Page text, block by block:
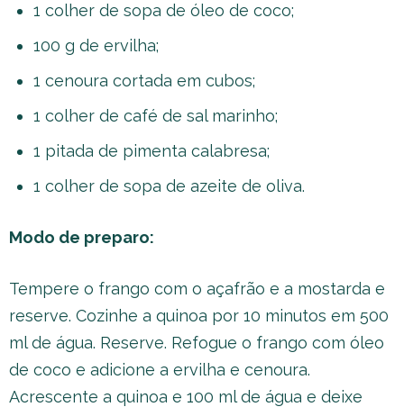
1 colher de sopa de óleo de coco;
100 g de ervilha;
1 cenoura cortada em cubos;
1 colher de café de sal marinho;
1 pitada de pimenta calabresa;
1 colher de sopa de azeite de oliva.
Modo de preparo:
Tempere o frango com o açafrão e a mostarda e
reserve. Cozinhe a quinoa por 10 minutos em 500
ml de água. Reserve. Refogue o frango com óleo
de coco e adicione a ervilha e cenoura.
Acrescente a quinoa e 100 ml de água e deixe